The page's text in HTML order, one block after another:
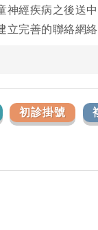
神經疾病之後送
立完善的聯絡網
療。
初診掛號